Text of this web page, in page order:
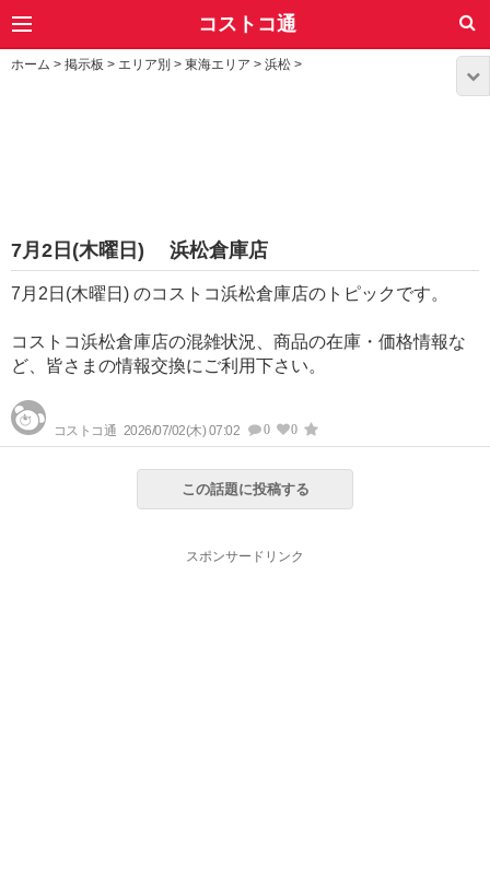
コストコ通
ホーム > 掲示板 > エリア別 > 東海エリア > 浜松 >
7月2日(木曜日) 浜松倉庫店
7月2日(木曜日) のコストコ浜松倉庫店のトピックです。
コストコ浜松倉庫店の混雑状況、商品の在庫・価格情報な
ど、皆さまの情報交換にご利用下さい。
コストコ通 2026/07/02(木) 07:02 0 0
この話題に投稿する
スポンサードリンク